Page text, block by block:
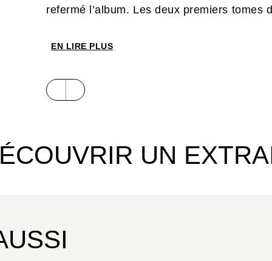
refermé l’album. Les deux premiers
EN LIRE PLUS
UN